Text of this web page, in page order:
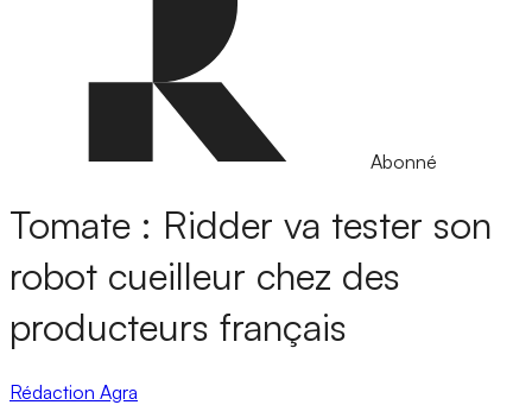
Abonné
Tomate : Ridder va tester son
robot cueilleur chez des
producteurs français
Rédaction Agra